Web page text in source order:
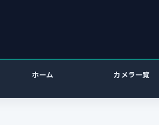
ホーム カメラ一覧